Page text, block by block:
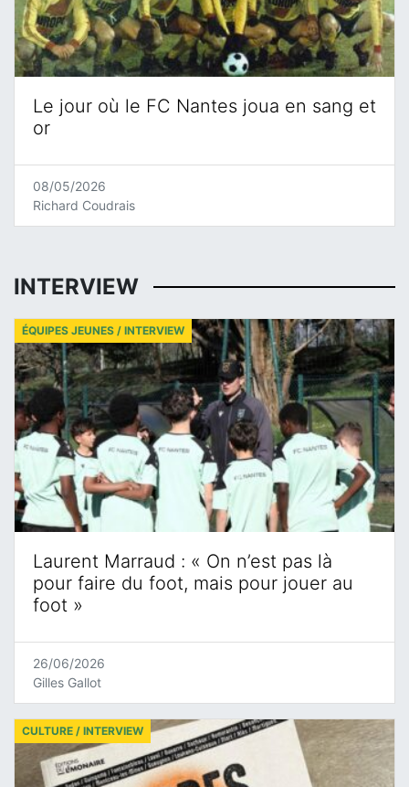
Le jour où le FC Nantes joua en sang et
or
08/05/2026
Richard Coudrais
INTERVIEW
Laurent Marraud : « On n’est pas là
pour faire du foot, mais pour jouer au
foot »
ÉQUIPES JEUNES / INTERVIEW
26/06/2026
Gilles Gallot
CULTURE / INTERVIEW